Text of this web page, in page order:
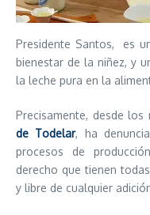
Presidente Santos, es
bienestar de la niñez, y
la leche pura en la
Precisamente, desde los
de Todelar, ha
procesos de
derecho que tienen
y libre de cualquier